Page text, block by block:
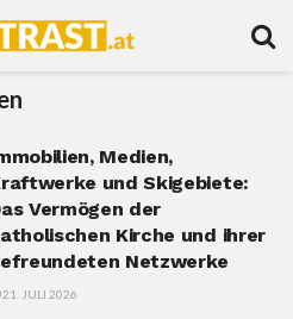
Medien,
und Skigebiete:
Vermögen der
Kirche und ihrer
Netzwerke
21. JULI 2026